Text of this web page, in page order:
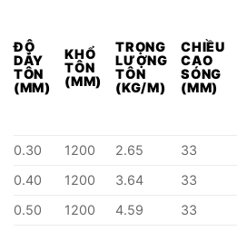
ĐỘ
DÀY
TÔN
(MM)
KHỔ
TÔN
(MM)
TRỌNG
LƯỢNG
TÔN
(KG/M)
CHIỀU
CAO
SÓNG
(MM)
0.30
1200 2.65 33
0.40
1200 3.64 33
0.50
1200 4.59 33